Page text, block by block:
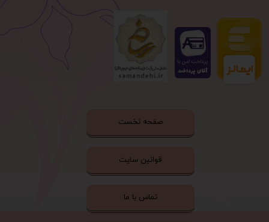
صفحه نخست
قوانین سایت
تماس با ما